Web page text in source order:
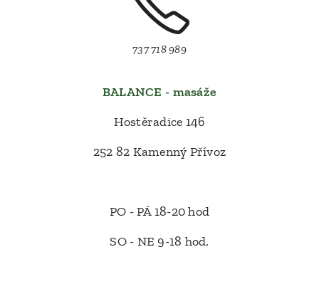
737 718 989
BALANCE - masáže
Hostěradice 146
252 82 Kamenný Přívoz
PO - PÁ 18-20 hod
SO - NE 9-18 hod.